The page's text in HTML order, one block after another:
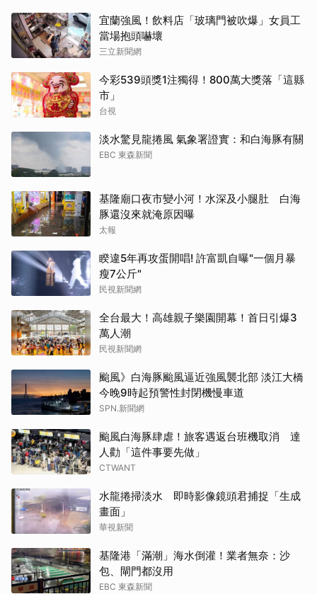
宜蘭強風！飲料店「玻璃門被吹爆」女員工
當場抱頭嚇壞
三立新聞網
今彩539頭獎1注獨得！800萬大獎落「這縣
市」
台視
淡水驚見龍捲風 氣象署證實：和白海豚有關
EBC 東森新聞
基隆廟口夜市變小河！水深及小腿肚 白海
豚還沒來就淹原因曝
太報
睽違5年再攻蛋開唱! 許富凱自曝"一個月暴
瘦7公斤"
民視新聞網
全台最大！高雄親子樂園開幕！首日引爆3
萬人潮
民視新聞網
颱風》白海豚颱風逼近強風襲北部 淡江大橋
今晚9時起預警性封閉機慢車道
SPN.新聞網
颱風白海豚肆虐！旅客遇返台班機取消 達
人勸「這件事要先做」
CTWANT
水龍捲掃淡水 即時影像鏡頭君捕捉「生成
畫面」
華視新聞
基隆港「滿潮」海水倒灌！業者無奈：沙
包、閘門都沒用
EBC 東森新聞